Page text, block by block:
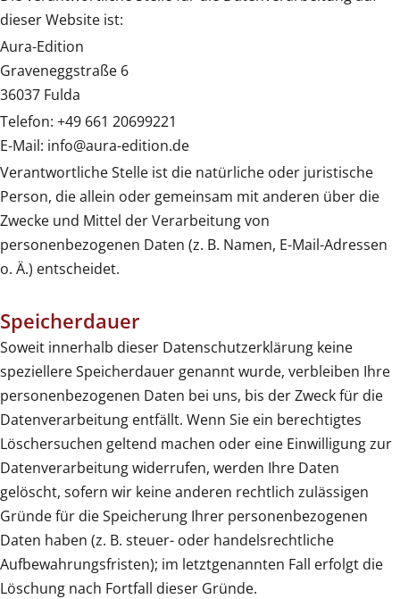
dieser Website ist:
Aura-Edition
Graveneggstraße 6
36037 Fulda
Telefon: +49 661 20699221
E-Mail: info@aura-edition.de
Verantwortliche Stelle ist die natürliche oder juristische
Person, die allein oder gemeinsam mit anderen über die
Zwecke und Mittel der Verarbeitung von
personenbezogenen Daten (z. B. Namen, E-Mail-Adressen
o. Ä.) entscheidet.
Speicherdauer
Soweit innerhalb dieser Datenschutzerklärung keine
speziellere Speicherdauer genannt wurde, verbleiben Ihre
personenbezogenen Daten bei uns, bis der Zweck für die
Datenverarbeitung entfällt. Wenn Sie ein berechtigtes
Löschersuchen geltend machen oder eine Einwilligung zur
Datenverarbeitung widerrufen, werden Ihre Daten
gelöscht, sofern wir keine anderen rechtlich zulässigen
Gründe für die Speicherung Ihrer personenbezogenen
Daten haben (z. B. steuer- oder handelsrechtliche
Aufbewahrungsfristen); im letztgenannten Fall erfolgt die
Löschung nach Fortfall dieser Gründe.